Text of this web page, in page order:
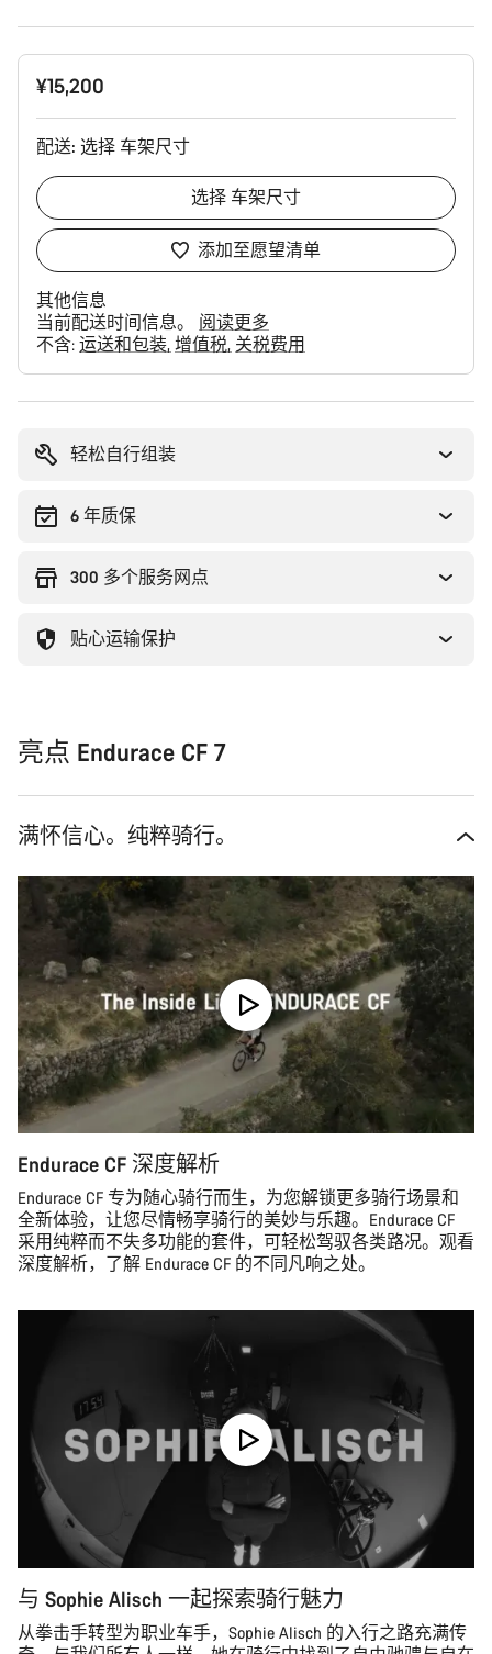
¥15,200
配送: 选择 车架尺寸
选择 车架尺寸
添加至愿望清单
其他信息
当前配送时间信息。 阅读更多
不含: 运送和包装 增值税 关税费用
轻松自行组装
6 年质保
300 多个服务网点
贴心运输保护
亮点 Endurace CF 7
满怀信心。纯粹骑行。
Endurace CF 深度解析
Endurace CF 专为随心骑行而生，为您解锁更多骑行场景和
全新体验，让您尽情畅享骑行的美妙与乐趣。Endurace CF
采用纯粹而不失多功能的套件，可轻松驾驭各类路况。观看
深度解析，了解 Endurace CF 的不同凡响之处。
与 Sophie Alisch 一起探索骑行魅力
从拳击手转型为职业车手，Sophie Alisch 的入行之路充满传